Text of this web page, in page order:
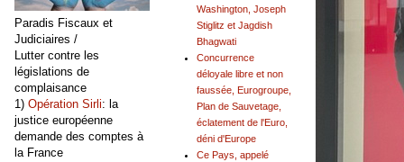
Washington, Joseph
Stiglitz et Jagdish
Bhagwati
Concurrence
déloyale libre et non
faussée, Eurogroupe,
Plan de Sauvetage,
éclatement de l'Euro,
déni d'Europe
Ce Pays, appelé
Paradis Fiscaux et
Judiciaires /
Lutter contre les
législations de
complaisance
1) Opération Sirli: la
justice européenne
demande des comptes à
la France